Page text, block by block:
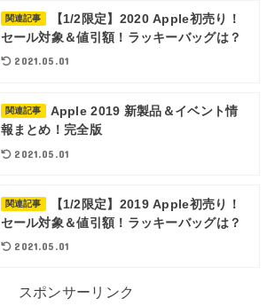
関連記事
【1/2限定】2020 Apple初売り！
セール対象＆値引額！ラッキーバッグは？
2021.05.01
関連記事
Apple 2019 新製品＆イベント情
報まとめ！完全版
2021.05.01
関連記事
【1/2限定】2019 Apple初売り！
セール対象＆値引額！ラッキーバッグは？
2021.05.01
スポンサーリンク